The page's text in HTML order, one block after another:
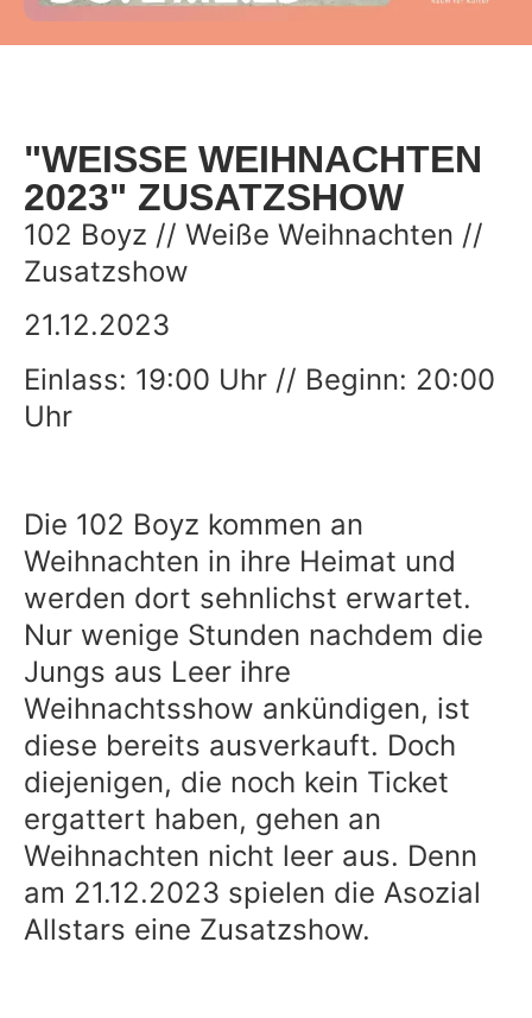
"WEISSE WEIHNACHTEN 2
023" ZUSATZSHOW
102 Boyz // Weiße Weihnachten //
Zusatzshow
21.12.2023
Einlass: 19:00 Uhr // Beginn: 20:00
Uhr
Die 102 Boyz kommen an
Weihnachten in ihre Heimat und
werden dort sehnlichst erwartet.
Nur wenige Stunden nachdem die
Jungs aus Leer ihre
Weihnachtsshow ankündigen, ist
diese bereits ausverkauft. Doch
diejenigen, die noch kein Ticket
ergattert haben, gehen an
Weihnachten nicht leer aus. Denn
am 21.12.2023 spielen die Asozial
Allstars eine Zusatzshow.